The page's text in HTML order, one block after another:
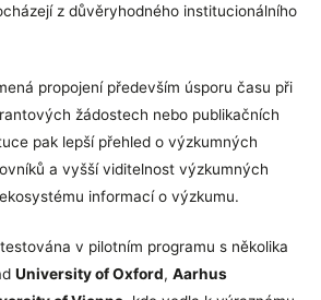
z důvěryhodného institucionálního
propojení především úsporu času při
žádostech nebo publikačních
pak lepší přehled o výzkumných
a vyšší viditelnost výzkumných
informací o výzkumu.
v pilotním programu s několika
University of Oxford, Aarhus